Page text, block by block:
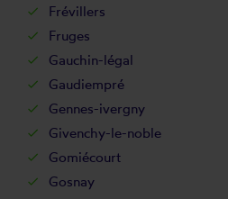
Frévillers
Fruges
Gauchin-légal
Gaudiempré
Gennes-ivergny
Givenchy-le-noble
Gomiécourt
Gosnay